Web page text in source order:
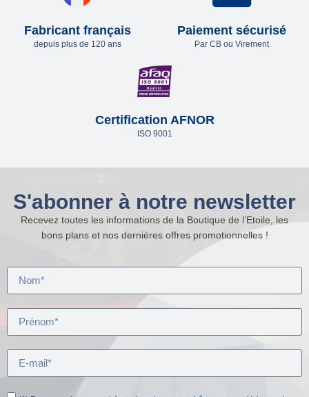
Fabricant français
depuis plus de 120 ans
Paiement sécurisé
Par CB ou Virement
Certification AFNOR
ISO 9001
S'abonner à notre newsletter
Recevez toutes les informations de la Boutique de l’Etoile, les
bons plans et nos dernières offres promotionnelles !